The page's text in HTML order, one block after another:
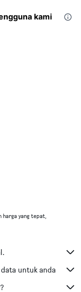
kami
harga yang tepat,
untuk anda